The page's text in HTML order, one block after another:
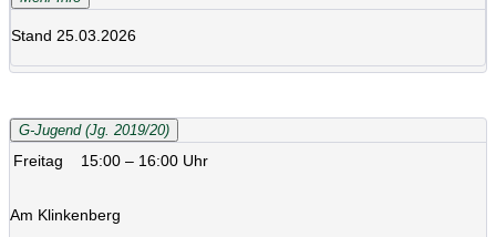
Stand 25.03.2026
G-Jugend (Jg. 2019/20)
Freitag 15:00 – 16:00 Uhr
Am Klinkenberg